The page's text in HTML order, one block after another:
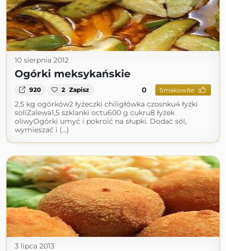
10 sierpnia 2012
Ogórki meksykańskie
920 2 Zapisz 0 Smakowite
2,5 kg ogórków2 łyżeczki chiligłówka czosnku4 łyżki
soliZalewa1,5 szklanki octu600 g cukru8 łyżek
oliwyOgórki umyć i pokroić na słupki. Dodać sól,
wymieszać i (...)
3 lipca 2013